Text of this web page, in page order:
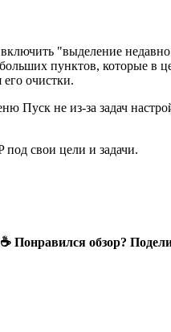
"выделение
пунктов, которые
очистки.
Пуск не из-за задач
свои цели и задачи.
☕ Понравился обзор?